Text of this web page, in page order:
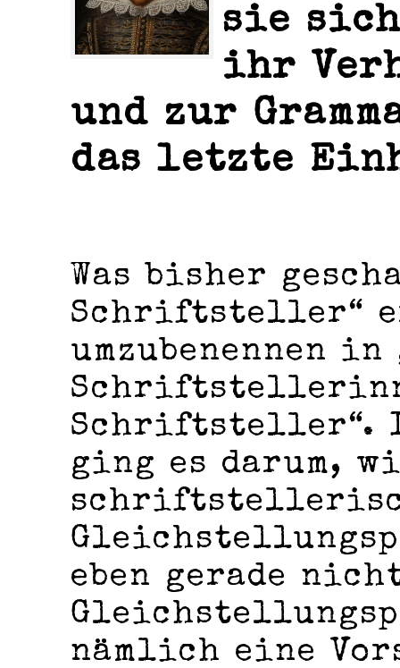
sie
ihr
und zur
das letzte
Was bisher
Schriftsteller“
umzubenennen in
Schriftsteller“.
ging es darum,
eben gerade
nämlich eine